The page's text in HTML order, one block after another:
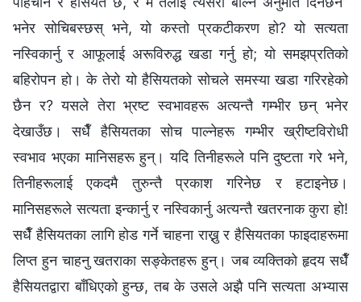
भनेर सोचिबस्छस् भने, यो कस्तो प्रकटीकरण हो? यो सत्यता
नस्विकार्नु र आफूलाई अरूविरुद्ध खडा गर्नु हो; यो समझप्रतिको
बहिरोपन हो। के तेरो यो हैसियतको सोचले समस्या खडा गरिरहेको
छैन र? यसले तेरा भ्रष्ट स्वभावहरू अत्यन्तै गम्भीर छन् भनेर
देखाउँछ। सधैँ हैसियतका सोच पाल्नेहरू गम्भीर ख्रीष्टविरोधी
स्वभाव भएका मानिसहरू हुन्। यदि तिनीहरूले पनि दुष्टता गरे भने,
तिनीहरूलाई एकदमै तुरुन्तै प्रकाश गरिनेछ र हटाइनेछ।
मानिसहरूले सत्यता इन्कार्नु र नस्विकार्नु अत्यन्तै खतरनाक कुरा हो!
सधैँ हैसियतका लागि होड गर्ने चाहना राख्नु र हैसियतका फाइदाहरूमा
लिप्त हुन चाहनु खतराका सङ्केतहरू हुन्। जब व्यक्तिको हृदय सधैँ
हैसियतद्वारा बाँधिएको हुन्छ, तब के उसले अझै पनि सत्यता अभ्यास